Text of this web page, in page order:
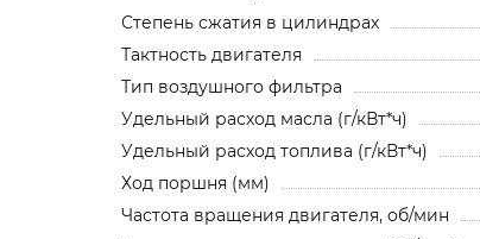
Степень сжатия в цилиндрах
Тактность двигателя
Тип воздушного фильтра
Удельный расход масла (г/кВт*ч)
Удельный расход топлива (г/кВт*ч)
Ход поршня (мм)
Частота вращения двигателя, об/мин